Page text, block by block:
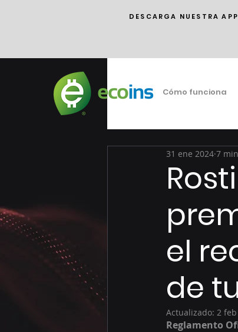
DESCARGA NUESTRA APP
Cómo funciona
el
de
31 ene 2024 7
Actualizado: 2
Reglamento